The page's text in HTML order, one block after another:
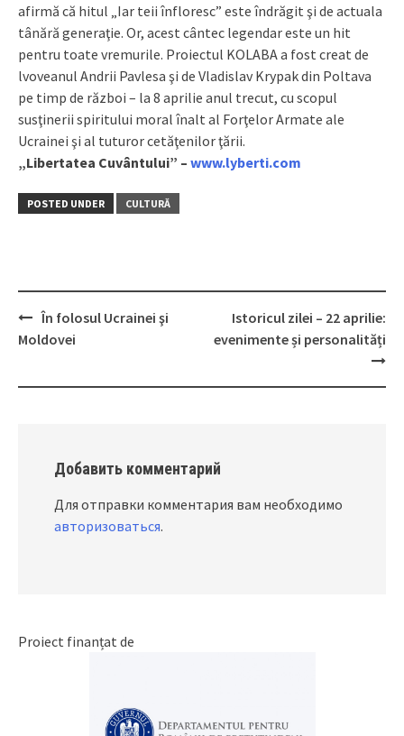
afirmă că hitul „Iar teii înfloresc” este îndrăgit şi de actuala
tânără generaţie. Or, acest cântec legendar este un hit
pentru toate vremurile. Proiectul KOLABA a fost creat de
lvoveanul Andrii Pavlesa şi de Vladislav Krypak din Poltava
pe timp de război – la 8 aprilie anul trecut, cu scopul
susţinerii spiritului moral înalt al Forţelor Armate ale
Ucrainei şi al tuturor cetăţenilor ţării.
„Libertatea Cuvântului” – www.lyberti.com
POSTED UNDER CULTURĂ
Post
În folosul Ucrainei şi
Moldovei
Istoricul zilei – 22 aprilie:
evenimente și personalități
Добавить комментарий
Для отправки комментария вам необходимо
авторизоваться.
Proiect finanțat de